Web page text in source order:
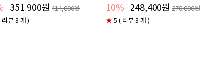
351,900원 414,000원
리뷰 3 개 )
10% 248,400원 276,000원
★5 ( 리뷰 3 개 )